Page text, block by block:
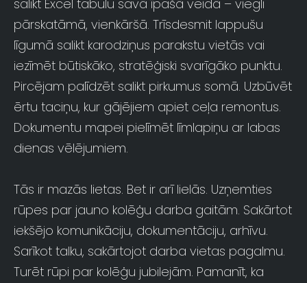
salikt Excel tabulu savā īpašā veidā – viegli
pārskatāmā, vienkāršā. Trīsdesmit lappušu
līgumā salikt karodziņus parakstu vietās vai
iezīmēt būtiskāko, stratēģiski svarīgāko punktu.
Pircējam palīdzēt salikt pirkumus somā. Uzbūvēt
ērtu taciņu, kur gājējiem apiet ceļa remontus.
Dokumentu mapei pielīmēt līmlapiņu ar labas
dienas vēlējumiem.
Tās ir mazās lietas. Bet ir arī lielās. Uzņemties
rūpes par jauno kolēģu darba gaitām. Sakārtot
iekšējo komunikāciju, dokumentāciju, arhīvu.
Sarīkot talku, sakārtojot darba vietas pagalmu.
Turēt rūpi par kolēģu jubilejām. Pamanīt, ka